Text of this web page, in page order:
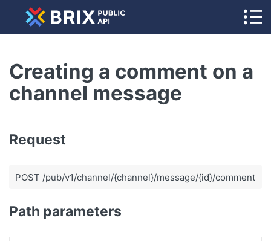
Creating a comment on a
channel message
Request
POST /pub/v1/channel/{channel}/message/{id}/comment
Path parameters